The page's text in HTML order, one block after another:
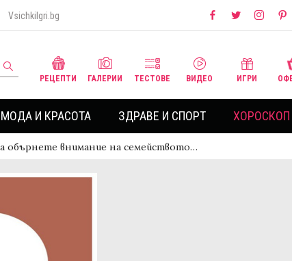
VsichkiIgri.bg
РЕЦЕПТИ ГАЛЕРИИ ТЕСТОВЕ ВИДЕО ИГРИ
МОДА И КРАСОТА ЗДРАВЕ И СПОРТ ХОРОСКОП
обърнете внимание на семейството…